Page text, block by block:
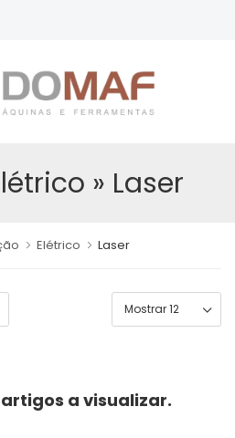
» Laser
Elétrico Laser
a visualizar.